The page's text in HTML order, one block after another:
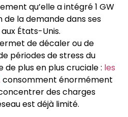
qu’elle a intégré 1 GW
la demande dans ses
États-Unis.
de décaler ou de
périodes de stress du
de plus en plus cruciale : les
consomment énormément
des charges
est déjà limité.